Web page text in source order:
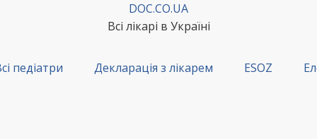
DOC.CO.UA
Всі лікарі в Україні
педіатри Декларація з лікарем ESOZ